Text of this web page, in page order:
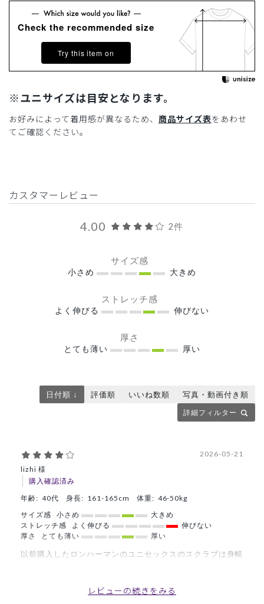
Check the recommended size
Try this item on
※ユニサイズは目安となります。
お好みによって着用感が異なるため、 商品サイズ表をあわせ
てご確認ください。
カスタマーレビュー
4.00 2件
サイズ感
小さめ 大きめ
ストレッチ感
よく伸びる 伸びない
厚さ
とても薄い 厚い
詳細フィルター
日付順 ↓ 評価順 いいね数順 写真・動画付き順
lizhi 様
購入確認済み
2026-05-21
年齢: 40代 身長: 161-165cm 体重: 46-50kg
サイズ感
小さめ
大きめ
ストレッチ感
よく伸びる
伸びない
厚さ
とても薄い 厚い
以前購入したロンハーマンのユニセックスのスクラブは身幅
用していて、軽さ、ストレッチと着やすさはそちらには敵い
レビューの続きをみる